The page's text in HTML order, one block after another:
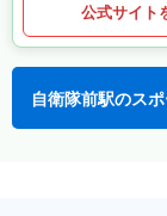
公式サイト
自衛隊前駅のス